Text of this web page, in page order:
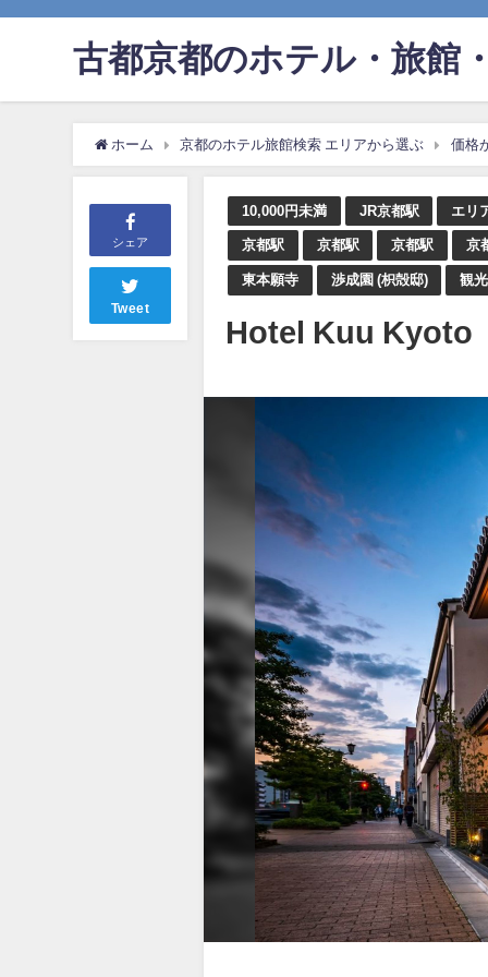
古都京都のホテル・旅館
ホーム 京都のホテル旅館検索 エリアから選ぶ 価格
シェア
Tweet
10,000円未満 JR京都駅 エリ
京都駅 京都駅 京都駅 京
東本願寺 渉成園 (枳殻邸) 観
Hotel Kuu Kyoto